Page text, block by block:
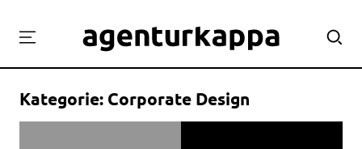
Labor
Kategorie: Corporate Design